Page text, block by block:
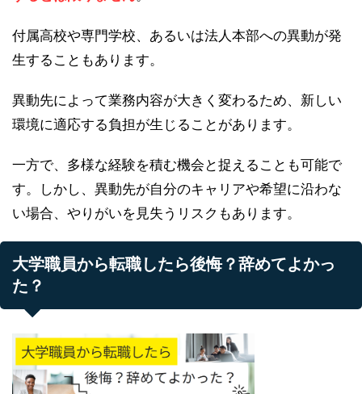
付属高校や専門学校、あるいは法人本部への異動が発
生することもあります。
異動先によって業務内容が大きく変わるため、新しい
環境に適応する負担が生じることがあります。
一方で、多様な経験を積む機会と捉えることも可能で
す。しかし、異動先が自分のキャリアや希望に沿わな
い場合、やりがいを見失うリスクもあります。
大学職員から転職したら後悔？辞めてよかっ
た？